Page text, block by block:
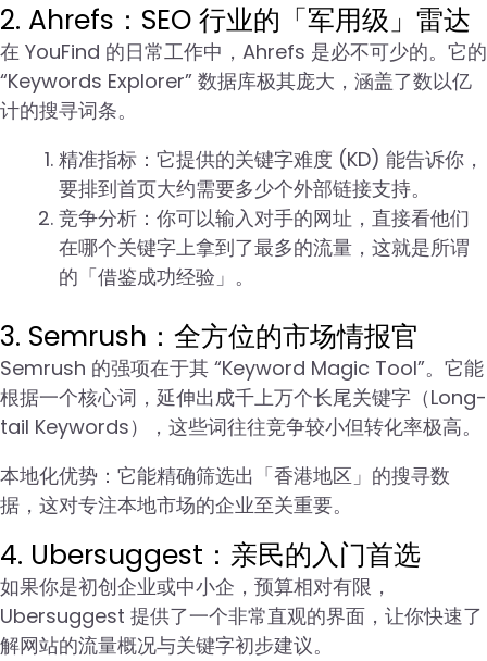
2. Ahrefs：SEO 行业的「军用级」雷达
在 YouFind 的日常工作中，Ahrefs 是必不可少的。它的
“Keywords Explorer” 数据库极其庞大，涵盖了数以亿
计的搜寻词条。
精准指标：它提供的关键字难度 (KD) 能告诉你，
要排到首页大约需要多少个外部链接支持。
竞争分析：你可以输入对手的网址，直接看他们
在哪个关键字上拿到了最多的流量，这就是所谓
的「借鉴成功经验」。
3. Semrush：全方位的市场情报官
Semrush 的强项在于其 “Keyword Magic Tool”。它能
根据一个核心词，延伸出成千上万个长尾关键字（Long-
tail Keywords），这些词往往竞争较小但转化率极高。
本地化优势：它能精确筛选出「香港地区」的搜寻数
据，这对专注本地市场的企业至关重要。
4. Ubersuggest：亲民的入门首选
如果你是初创企业或中小企，预算相对有限，
Ubersuggest 提供了一个非常直观的界面，让你快速了
解网站的流量概况与关键字初步建议。